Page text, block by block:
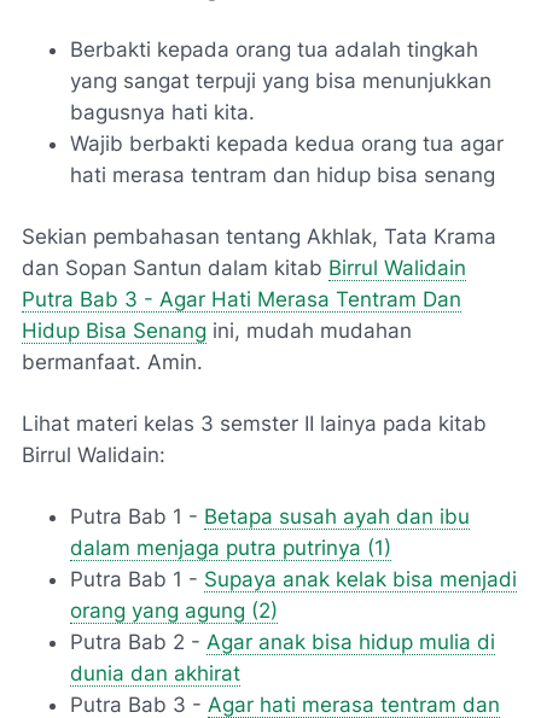
Berbakti kepada orang tua adalah tingkah
yang sangat terpuji yang bisa menunjukkan
bagusnya hati kita.
Wajib berbakti kepada kedua orang tua agar
hati merasa tentram dan hidup bisa senang
Sekian pembahasan tentang Akhlak, Tata Krama
dan Sopan Santun dalam kitab Birrul Walidain
Putra Bab 3 - Agar Hati Merasa Tentram Dan
Hidup Bisa Senang ini, mudah mudahan
bermanfaat. Amin.
Lihat materi kelas 3 semster II lainya pada kitab
Birrul Walidain:
Putra Bab 1 - Betapa susah ayah dan ibu
dalam menjaga putra putrinya (1)
Putra Bab 1 - Supaya anak kelak bisa menjadi
orang yang agung (2)
Putra Bab 2 - Agar anak bisa hidup mulia di
dunia dan akhirat
Putra Bab 3 - Agar hati merasa tentram dan